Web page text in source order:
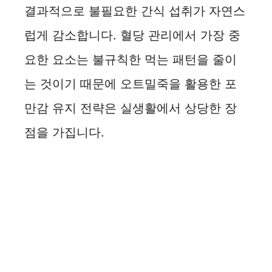
결과적으로 불필요한 간식 섭취가 자연스
럽게 감소합니다. 혈당 관리에서 가장 중
요한 요소는 불규칙한 먹는 패턴을 줄이
는 것이기 때문에 오트밀죽을 활용한 포
만감 유지 전략은 실생활에서 상당한 장
점을 가집니다.